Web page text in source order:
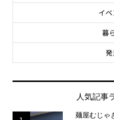
イ
暮
人気記事
麺屋むじゃ